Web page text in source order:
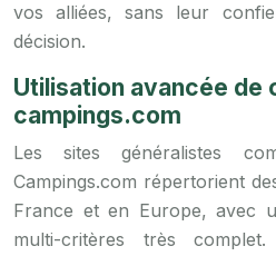
vos alliées, sans leur
décision.
Utilisation avancée de
campings.com
Les sites généralistes
Campings.com répertorient
France et en Europe, avec
multi-critères très